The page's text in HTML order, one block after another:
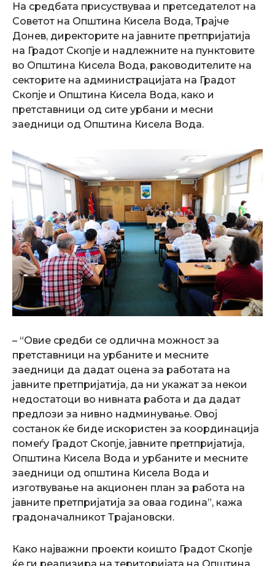
На средбата присуствуваа и претседателот на
Советот на Општина Кисела Вода, Трајче
Донев, директорите на јавните претпријатија
на Градот Скопје и надлежните на пунктовите
во Општина Кисела Вода, раководителите на
секторите на администрацијата на Градот
Скопје и Општина Кисела Вода, како и
претставници од сите урбани и месни
заедници од Општина Кисела Вода.
– “Овие средби се одлична можност за
претставници на урбаните и месните
заедници да дадат оцена за работата на
јавните претпријатија, да ни укажат за некои
недостатоци во нивната работа и да дадат
предлози за нивно надминување. Овој
состанок ќе биде искористен за координација
помеѓу Градот Скопје, јавните претпријатија,
Општина Кисела Вода и урбаните и месните
заедници од општина Кисела Вода и
изготвување на акционен план за работа на
јавните претпријатија за оваа година”, кажа
градоначалникот Трајановски.
Како најважни проекти коишто Градот Скопје